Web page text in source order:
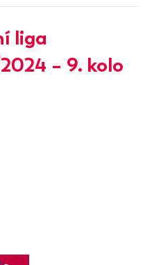
liga
– 9. kolo